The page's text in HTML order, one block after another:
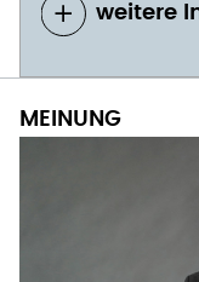
weitere
MEINUNG